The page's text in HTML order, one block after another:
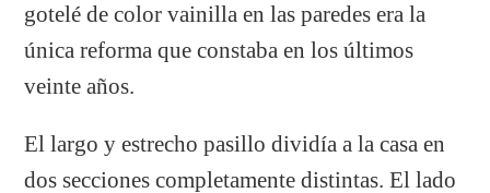
gotelé de color vainilla en las paredes era la
única reforma que constaba en los últimos
veinte años.
El largo y estrecho pasillo dividía a la casa en
dos secciones completamente distintas. El lado